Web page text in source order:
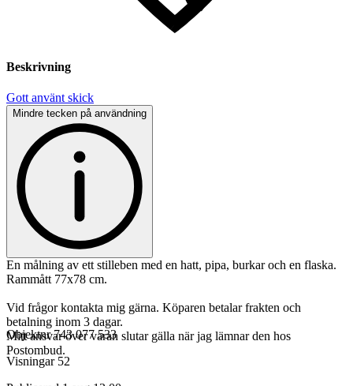
Beskrivning
Gott använt skick
Mindre tecken på användning
En målning av ett stilleben med en hatt, pipa, burkar och en flaska.
Rammått 77x78 cm.
Vid frågor kontakta mig gärna. Köparen betalar frakten och
betalning inom 3 dagar.
Mitt ansvar över varan slutar gälla när jag lämnar den hos
Postombud.
Objektnr 743 077 533
Visningar 52